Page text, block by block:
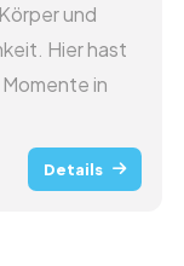
und
Hier hast
in
Details